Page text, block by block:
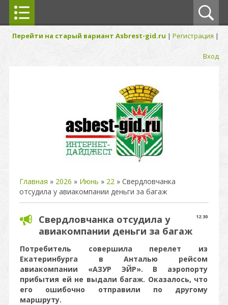
Перейти на старый вариант Asbrest-gid.ru | Регистрация |
Вход
Главная » 2026 » Июнь » 22 » Свердловчанка
отсудила у авиакомпании деньги за багаж
12:30
Свердловчанка отсудила у
авиакомпании деньги за багаж
Потребитель совершила перелет из
Екатеринбурга в Анталью рейсом
авиакомпании «АЗУР ЭЙР». В аэропорту
прибытия ей не выдали багаж. Оказалось, что
его ошибочно отправили по другому
маршруту.